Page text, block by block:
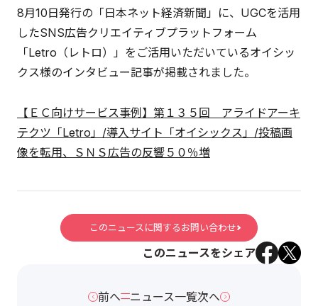
8月10日発行の「日本ネット経済新聞」に、UGCを活用
したSNS広告クリエイティブプラットフォーム
「Letro（レトロ）」をご活用いただいているオイシッ
クス様のインタビュー記事が掲載されました。
【ＥＣ向けサービス事例】第１３５回 アライドアーキ
テクツ「Letro」/導入サイト「オイシックス」/投稿画
像を転用、ＳＮＳ広告の反響５０％増
このニュースに関するお問い合わせ
このニュースをシェア
前へ ニュース一覧次へ